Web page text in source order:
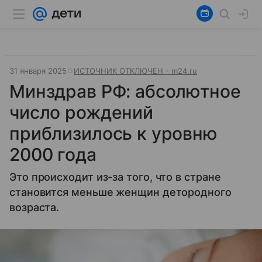
31 января 2025 ИСТОЧНИК ОТКЛЮЧЕН - m24.ru
Минздрав РФ: абсолютное
число рождений
приблизилось к уровню
2000 года
Это происходит из-за того, что в стране
становится меньше женщин детородного
возраста.